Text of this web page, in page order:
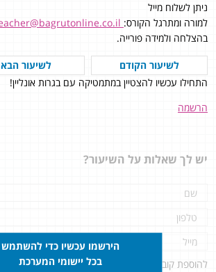
ניתן לשלוח מייל
למורה ומתרגל הקורס:
בהצלחה ולמידה פורייה.
לשיעור הקודם
לשיעור הבא
התחילו עכשיו להצטיין במתמטיקה עם בגרות אונליין!
הרשמה
יש לך שאלות על השיעור?
להוספת קובץ
הירשמו עכשיו כדי להשתמש
בכל יישומי המערכת